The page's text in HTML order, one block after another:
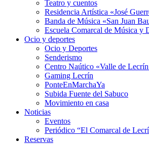
Teatro y cuentos
Residencia Artística «José
Banda de Música «San Juan
Escuela Comarcal de Música y
Ocio y deportes
Ocio y Deportes
Senderismo
Centro Naútico «Valle de
Gaming Lecrín
PonteEnMarchaYa
Subida Fuente del Sabuco
Movimiento en casa
Noticias
Eventos
Periódico “El Comarcal de
Reservas